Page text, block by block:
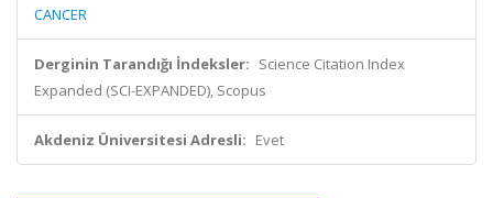
CANCER
Derginin Tarandığı İndeksler: Science Citation Index
Expanded (SCI-EXPANDED), Scopus
Akdeniz Üniversitesi Adresli: Evet